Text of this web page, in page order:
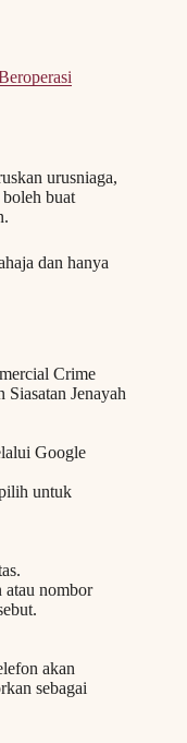
urusniaga,
buat
dan hanya
Crime
Siasatan Jenayah
Google
untuk
atau nombor
akan
sebagai